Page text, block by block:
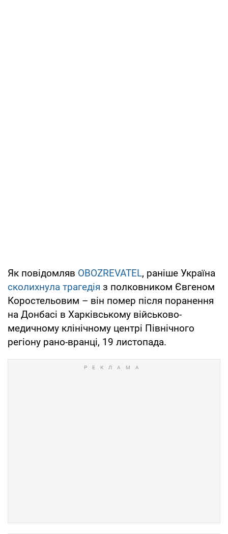
Як повідомляв OBOZREVATEL, раніше Україна
сколихнула трагедія з полковником Євгеном
Коростельовим – він помер після поранення
на Донбасі в Харківському військово-
медичному клінічному центрі Північного
регіону рано-вранці, 19 листопада.